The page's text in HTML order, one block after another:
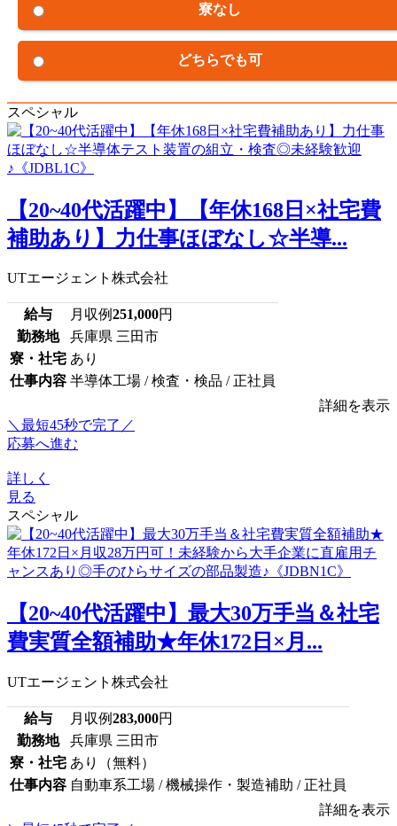
寮なし
どちらでも可
スペシャル
【20~40代活躍中】【年休168日×社宅費
補助あり】力仕事ほぼなし☆半導...
UTエージェント株式会社
給与 月収例251,000円
勤務地
兵庫県 三田市
寮・社宅 あり
仕事内容 半導体工場 / 検査・検品 / 正社員
詳細を表示
＼最短45秒で完了／
応募へ進む
詳しく
見る
スペシャル
【20~40代活躍中】最大30万手当＆社宅
費実質全額補助★年休172日×月...
UTエージェント株式会社
給与 月収例283,000円
勤務地
兵庫県 三田市
寮・社宅 あり（無料）
仕事内容 自動車系工場 / 機械操作・製造補助 / 正社員
詳細を表示